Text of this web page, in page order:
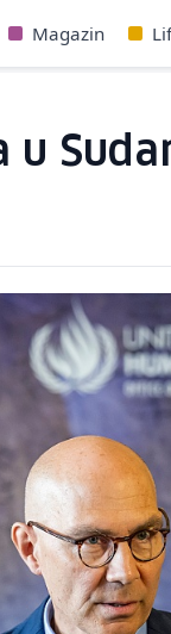
Magazin
u